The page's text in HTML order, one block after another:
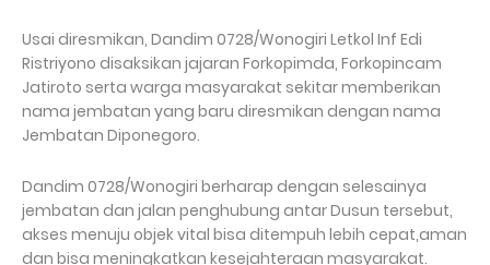
Usai diresmikan, Dandim 0728/Wonogiri Letkol Inf Edi
Ristriyono disaksikan jajaran Forkopimda, Forkopincam
Jatiroto serta warga masyarakat sekitar memberikan
nama jembatan yang baru diresmikan dengan nama
Jembatan Diponegoro.
Dandim 0728/Wonogiri berharap dengan selesainya
jembatan dan jalan penghubung antar Dusun tersebut,
akses menuju objek vital bisa ditempuh lebih cepat,aman
dan bisa meningkatkan kesejahteraan masyarakat.